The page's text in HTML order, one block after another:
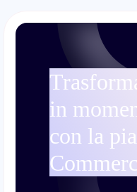
in
con la